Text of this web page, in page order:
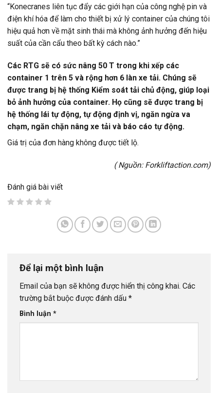
“Konecranes liên tục đẩy các giới hạn của công nghệ pin và
điện khí hóa để làm cho thiết bị xử lý container của chúng tôi
hiệu quả hơn về mặt sinh thái mà không ảnh hưởng đến hiệu
suất của cần cẩu theo bất kỳ cách nào.”
Các RTG sẽ có sức nâng 50 T trong khi xếp các
container 1 trên 5 và rộng hơn 6 làn xe tải. Chúng sẽ
được trang bị hệ thống Kiểm soát tải chủ động, giúp loại
bỏ ảnh hưởng của container. Họ cũng sẽ được trang bị
hệ thống lái tự động, tự động định vị, ngăn ngừa va
chạm, ngăn chặn nâng xe tải và báo cáo tự động.
Giá trị của đơn hàng không được tiết lộ.
( Nguồn: Forkliftaction.com)
Đánh giá bài viết
Để lại một bình luận
Email của bạn sẽ không được hiển thị công khai. Các
trường bắt buộc được đánh dấu *
Bình luận *